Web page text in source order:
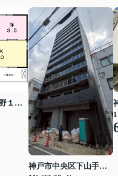
西宮市山口町中野１丁目
神戸市中央区下山手通７丁目